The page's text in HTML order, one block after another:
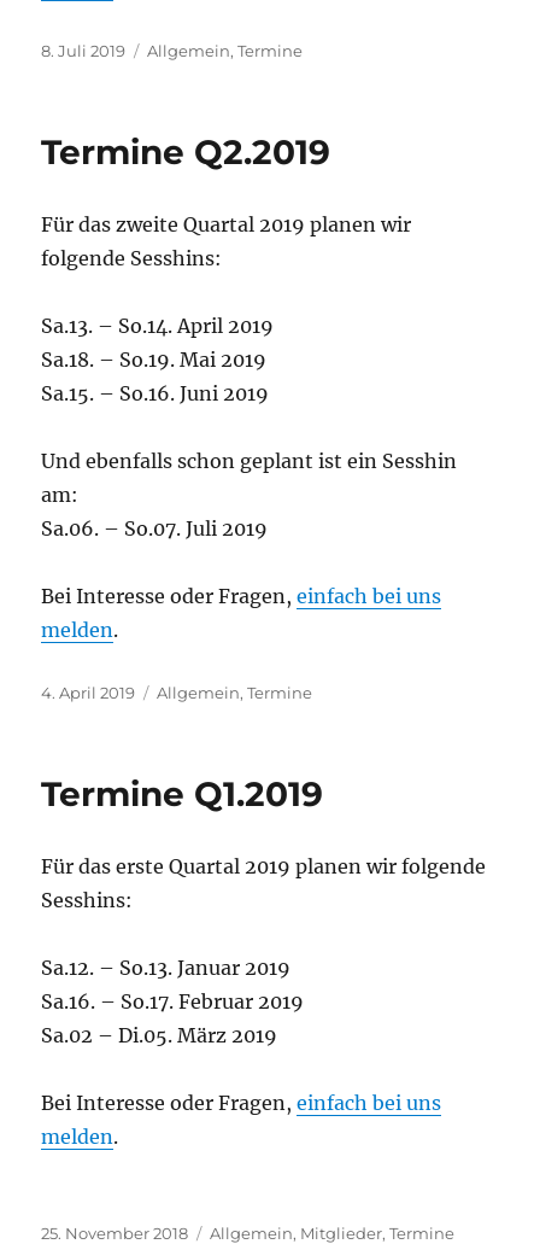
Veröffentlicht
8. Juli 2019 Kategorien
Allgemein,Termine
Termine Q2.2019
Für das zweite Quartal 2019 planen wir
folgende Sesshins:
Sa.13. – So.14. April 2019
Sa.18. – So.19. Mai 2019
Sa.15. – So.16. Juni 2019
Und ebenfalls schon geplant ist ein Sesshin
am:
Sa.06. – So.07. Juli 2019
Bei Interesse oder Fragen,einfach bei uns
melden.
Veröffentlicht
4. April 2019 Kategorien
Allgemein,Termine
Termine Q1.2019
Für das erste Quartal 2019 planen wir folgende
Sesshins:
Sa.12. – So.13. Januar 2019
Sa.16. – So.17. Februar 2019
Sa.02 – Di.05. März 2019
Bei Interesse oder Fragen,einfach bei uns
melden.
Veröffentlicht
25. November 2018 Kategorien
Allgemein, Mitglieder,Termine